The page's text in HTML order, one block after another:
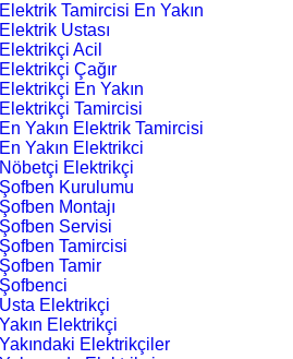
Tamircisi En Yakın
Ustası
Acil
Çağır
En Yakın
Tamircisi
Yakın Elektrik Tamircisi
Yakın Elektrikci
Elektrikçi
Kurulumu
Montajı
Servisi
Tamircisi
Tamir
Elektrikçi
Elektrikçi
Elektrikçiler